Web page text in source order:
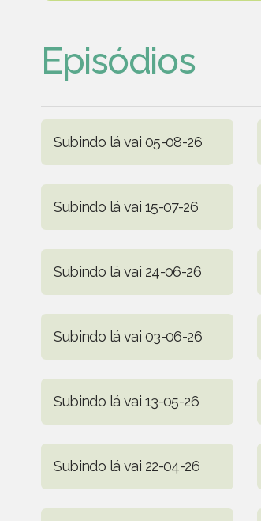
Episódios
Subindo lá vai 05-08-26
Subindo lá vai 15-07-26
Subindo lá vai 24-06-26
Subindo lá vai 03-06-26
Subindo lá vai 13-05-26
Subindo lá vai 22-04-26